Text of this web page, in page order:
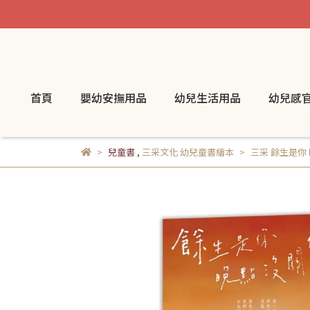
首頁 嬰幼安撫用品 幼兒生活用品 幼兒感
兒童書, 三采文化 幼兒童書繪本 三采 餘生是你